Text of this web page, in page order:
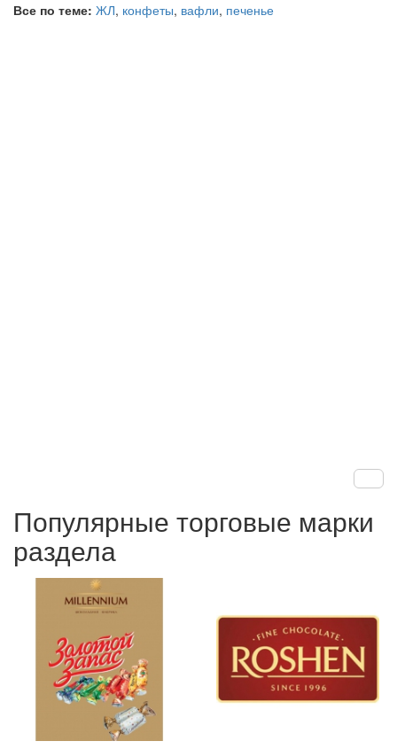
Все по теме: ЖЛ, конфеты, вафли, печенье
Популярные торговые марки
раздела